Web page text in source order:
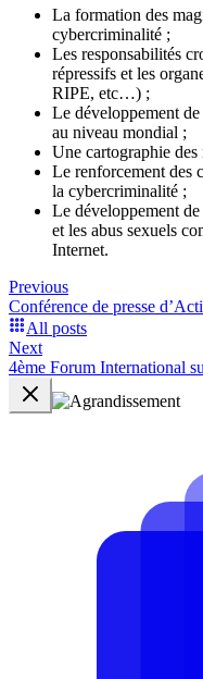
La formation des
cybercriminalité ;
Les responsabilités
répressifs et les
RIPE, etc…) ;
Le développement
au niveau mondial ;
Une cartographie des
Le renforcement des
la cybercriminalité ;
Le développement
et les abus sexuels
Internet.
Previous
Conférence de presse
All posts
Next
4ème Forum International